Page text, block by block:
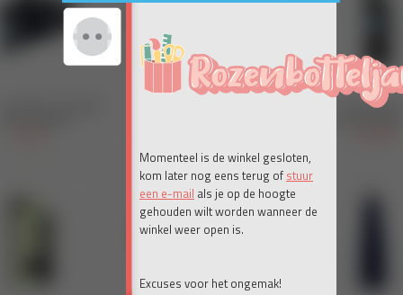
Momenteel is de winkel gesloten,
kom later nog eens terug of stuur
een e-mail als je op de hoogte
gehouden wilt worden wanneer de
winkel weer open is.
Excuses voor het ongemak!